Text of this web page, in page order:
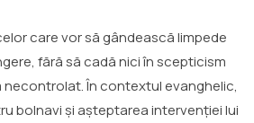
care vor să gândească limpede
fără să cadă nici în scepticism
necontrolat. În contextul evanghelic,
bolnavi și așteptarea intervenției lui